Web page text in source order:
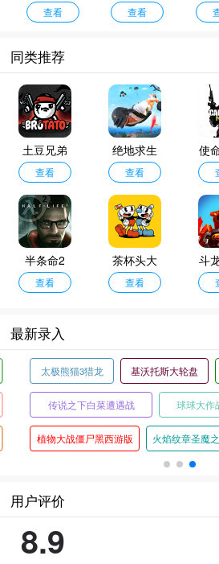
精英华为
查看
手机版
查看
战
同类推荐
土豆兄弟
中文版
查看
绝地求生
单机版
查看
使
半条命2
查看
茶杯头大
冒险手机
查看
斗
最新录入
太极熊猫3猎龙 基沃托斯大轮盘
传说之下白菜遭遇战 球球大作战
植物大战僵尸黑西游版 火焰纹章圣魔之光
用户评价
8.9